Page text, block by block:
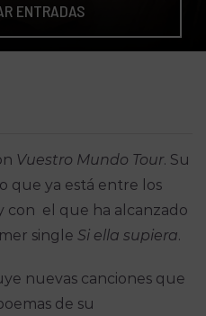
ENTRADAS
Vuestro Mundo Tour. Su
que ya está entre los
con el que ha alcanzado
single Si ella supiera.
nuevas canciones que
de su